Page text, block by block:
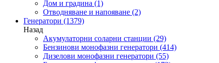
Дом и градина (1)
Отводняване и напояване (2)
Генератори (1379)
Назад
Акумулаторни соларни станции (29)
Бензинови монофазни генератори (414)
Дизелови монофазни генератори (55)